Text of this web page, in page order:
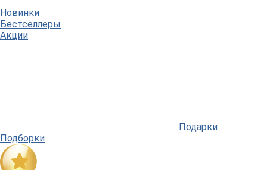
Новинки
Бестселлеры
Акции
Подарки
Подборки